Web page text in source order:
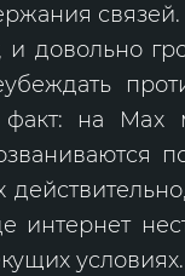
связей.
и довольно
на Max
интернет
условиях.